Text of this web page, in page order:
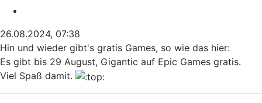
26.08.2024, 07:38
Hin und wieder gibt's gratis Games, so wie das hier:
Es gibt bis 29 August, Gigantic auf Epic Games gratis.
Viel Spaß damit.